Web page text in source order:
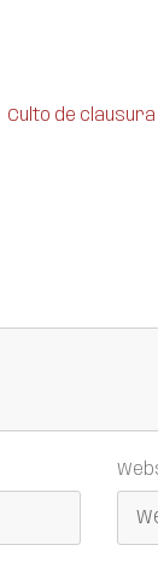
Culto de